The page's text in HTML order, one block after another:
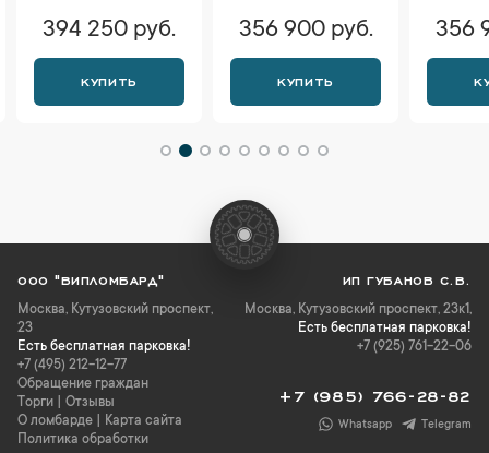
394 250 руб.
КУПИТЬ
356 900 руб.
КУПИТЬ
356
ООО "ВИПЛОМБАРД"
Москва, Кутузовский проспект,
23
Есть бесплатная парковка!
+7 (495) 212-12-77
Обращение граждан
Торги
Отзывы
О ломбарде
Карта сайта
Политика обработки
ИП ГУБАНОВ С.В.
Москва, Кутузовский проспект, 23к1,
Есть бесплатная парковка!
+7 (925) 761-22-06
+7 (985) 766-28-82
Whatsapp Telegram